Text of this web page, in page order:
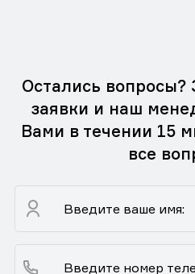
Остались
заявки и наш
Вами в течении 15
все